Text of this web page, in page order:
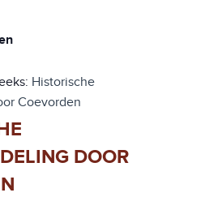
Historische
Coevorden
DOOR